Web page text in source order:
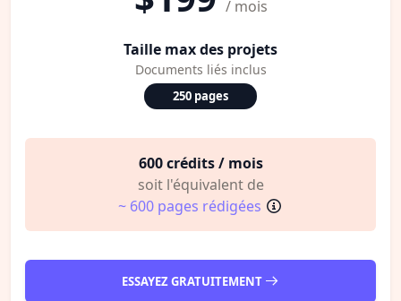
/ mois
Taille max des projets
Documents liés inclus
250 pages
600 crédits / mois
soit l'équivalent de
~ 600 pages rédigées
ESSAYEZ GRATUITEMENT